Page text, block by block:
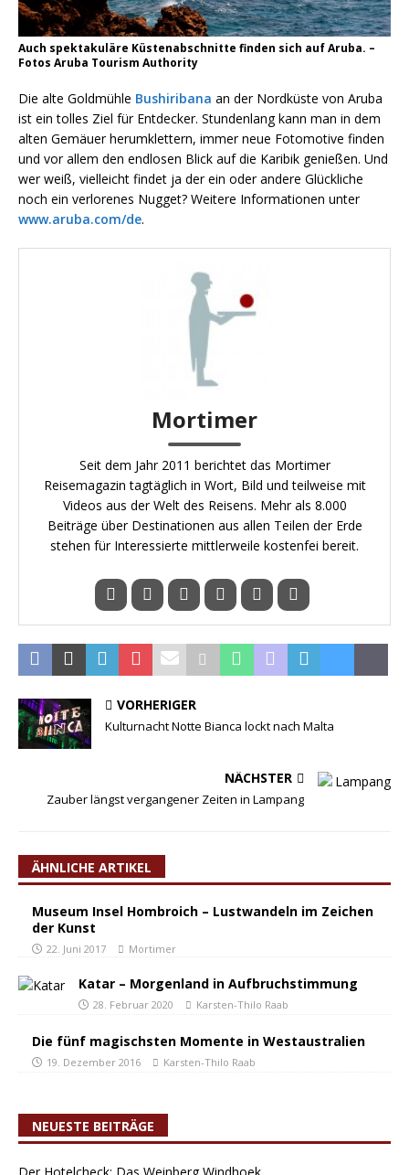
Auch spektakuläre Küstenabschnitte finden sich auf Aruba. –
Fotos Aruba Tourism Authority
Die alte Goldmühle Bushiribana an der Nordküste von Aruba
ist ein tolles Ziel für Entdecker. Stundenlang kann man in dem
alten Gemäuer herumklettern, immer neue Fotomotive finden
und vor allem den endlosen Blick auf die Karibik genießen. Und
wer weiß, vielleicht findet ja der ein oder andere Glückliche
noch ein verlorenes Nugget? Weitere Informationen unter
www.aruba.com/de.
Mortimer
Seit dem Jahr 2011 berichtet das Mortimer
Reisemagazin tagtäglich in Wort, Bild und teilweise mit
Videos aus der Welt des Reisens. Mehr als 8.000
Beiträge über Destinationen aus allen Teilen der Erde
stehen für Interessierte mittlerweile kostenfei bereit.
VORHERIGER
Kulturnacht Notte Bianca lockt nach Malta
NÄCHSTER
Zauber längst vergangener Zeiten in Lampang
ÄHNLICHE ARTIKEL
Museum Insel Hombroich – Lustwandeln im Zeichen
der Kunst
22. Juni 2017 Mortimer
Katar – Morgenland in Aufbruchstimmung
28. Februar 2020 Karsten-Thilo Raab
Die fünf magischsten Momente in Westaustralien
19. Dezember 2016 Karsten-Thilo Raab
NEUESTE BEITRÄGE